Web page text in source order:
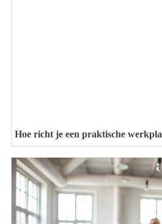
Hoe richt je een praktische